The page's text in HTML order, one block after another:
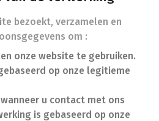
bezoekt, verzamelen en
om :
onze website te gebruiken.
op onze legitieme
u contact met ons
is gebaseerd op onze